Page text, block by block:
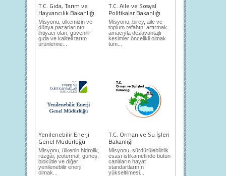
T.C. Gıda, Tarım ve
Hayvancılık Bakanlığı
Misyonu, ülkemizin ve
dünya pazarlarının
ihtiyacı olan, güvenilir
gıda ve kaliteli tarım
ürünlerine...
T.C. Aile ve Sosyal
Politikalar Bakanlığı
Misyonu, birey, aile ve
toplum refahını artırmak
amacıyla dezavantajlı
kesimler öncelikli olmak
tüm...
Yenilenebilir Enerji
Genel Müdürlüğü
Misyonu, ülkenin hidrolik,
rüzgâr, jeotermal, güneş,
biokütle ve diğer
yenilenebilir enerji
olmak...
T.C. Orman ve Su İşleri
Bakanlığı
Misyonu, sürdürülebilirlik
esası istikametinde bütün
canlıların hayat
standartlarının
yükseltilmesi...